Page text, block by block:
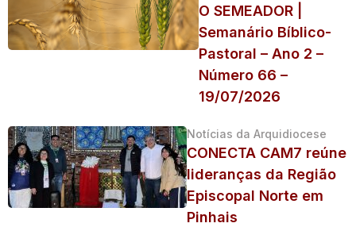
O SEMEADOR |
Semanário Bíblico-
Pastoral – Ano 2 –
Número 66 –
19/07/2026
Notícias da Arquidiocese
CONECTA CAM7 reúne
lideranças da Região
Episcopal Norte em
Pinhais